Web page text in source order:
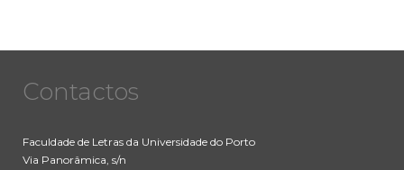
Contactos
Faculdade de Letras da Universidade do Porto
Via Panorâmica, s/n